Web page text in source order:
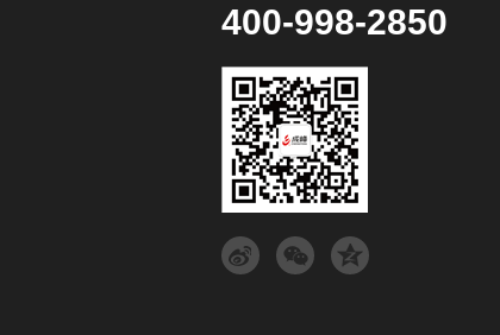
400-998-2850